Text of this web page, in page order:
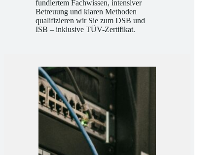
Wir machen Sie fit für die Praxis: Mit
fundiertem Fachwissen, intensiver
Betreuung und klaren Methoden
qualifizieren wir Sie zum DSB und